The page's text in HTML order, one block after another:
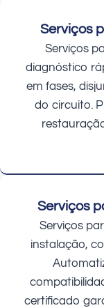
Serviços
Serviços
diagnóstico
em fases,
do circuito.
Serviços
Serviços
instalação,
certificado